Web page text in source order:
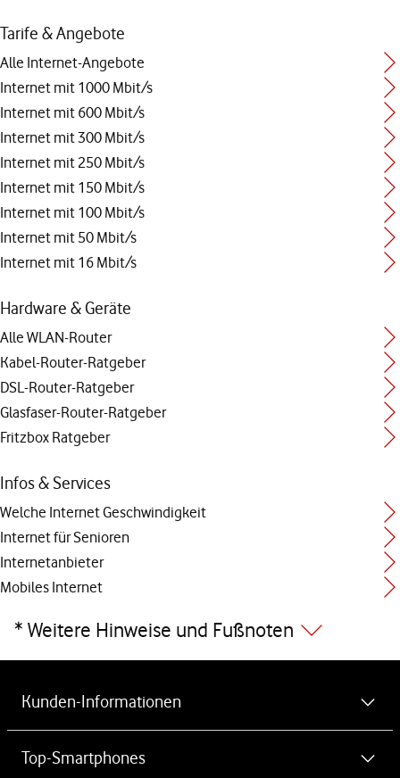
Tarife & Angebote
Alle Internet-Angebote
Internet mit 1000 Mbit/s
Internet mit 600 Mbit/s
Internet mit 300 Mbit/s
Internet mit 250 Mbit/s
Internet mit 150 Mbit/s
Internet mit 100 Mbit/s
Internet mit 50 Mbit/s
Internet mit 16 Mbit/s
Hardware & Geräte
Alle WLAN-Router
Kabel-Router-Ratgeber
DSL-Router-Ratgeber
Glasfaser-Router-Ratgeber
Fritzbox Ratgeber
Infos & Services
Welche Internet Geschwindigkeit
Internet für Senioren
Internetanbieter
Mobiles Internet
* Weitere Hinweise und Fußnoten
Kunden-Informationen
MeinVodafone-App kostenlos herunterladen
Top-Smartphones